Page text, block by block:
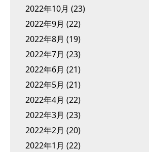
2022年10月 (23)
2022年9月 (22)
2022年8月 (19)
2022年7月 (23)
2022年6月 (21)
2022年5月 (21)
2022年4月 (22)
2022年3月 (23)
2022年2月 (20)
2022年1月 (22)